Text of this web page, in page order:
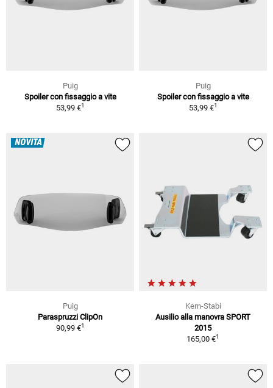
Puig
Spoiler con fissaggio a vite
53,99 €1
Puig
Spoiler con fissaggio a vite
53,99 €1
NOVITÀ
Puig
Paraspruzzi ClipOn
90,99 €1
Kern-Stabi
Ausilio alla manovra SPORT
2015
165,00 €1